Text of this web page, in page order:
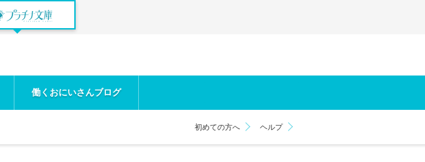
働くおにいさんブログ
初めての方へ ヘルプ